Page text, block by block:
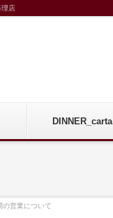
店
DINNER_carta
の営業について